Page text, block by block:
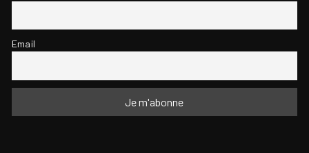
Email